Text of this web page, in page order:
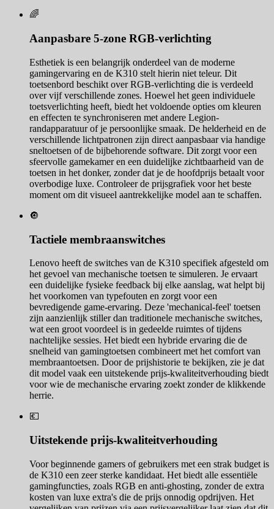
🌈
Aanpasbare 5-zone RGB-verlichting
Esthetiek is een belangrijk onderdeel van de moderne
gamingervaring en de K310 stelt hierin niet teleur. Dit
toetsenbord beschikt over RGB-verlichting die is verdeeld
over vijf verschillende zones. Hoewel het geen individuele
toetsverlichting heeft, biedt het voldoende opties om kleuren
en effecten te synchroniseren met andere Legion-
randapparatuur of je persoonlijke smaak. De helderheid en de
verschillende lichtpatronen zijn direct aanpasbaar via handige
sneltoetsen of de bijbehorende software. Dit zorgt voor een
sfeervolle gamekamer en een duidelijke zichtbaarheid van de
toetsen in het donker, zonder dat je de hoofdprijs betaalt voor
overbodige luxe. Controleer de prijsgrafiek voor het beste
moment om dit visueel aantrekkelijke model aan te schaffen.
🔘
Tactiele membraanswitches
Lenovo heeft de switches van de K310 specifiek afgesteld om
het gevoel van mechanische toetsen te simuleren. Je ervaart
een duidelijke fysieke feedback bij elke aanslag, wat helpt bij
het voorkomen van typefouten en zorgt voor een
bevredigende game-ervaring. Deze 'mechanical-feel' toetsen
zijn aanzienlijk stiller dan traditionele mechanische switches,
wat een groot voordeel is in gedeelde ruimtes of tijdens
nachtelijke sessies. Het biedt een hybride ervaring die de
snelheid van gamingtoetsen combineert met het comfort van
membraantoetsen. Door de prijshistorie te bekijken, zie je dat
dit model vaak een uitstekende prijs-kwaliteitverhouding biedt
voor wie de mechanische ervaring zoekt zonder de klikkende
herrie.
💶
Uitstekende prijs-kwaliteitverhouding
Voor beginnende gamers of gebruikers met een strak budget is
de K310 een zeer sterke kandidaat. Het biedt alle essentiële
gamingfuncties, zoals RGB en anti-ghosting, zonder de extra
kosten van luxe extra's die de prijs onnodig opdrijven. Het